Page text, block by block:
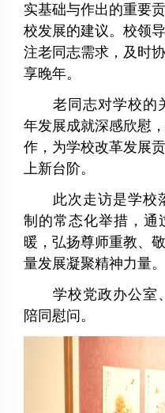
实基础与作出的重要
校发展的建议。校领
注老同志需求，及时
享晚年。
老同志对学校的
年发展成就深感欣慰
作，为学校改革发展
上新台阶。
此次走访是学校
制的常态化举措，通
暖，弘扬尊师重教、
量发展凝聚精神力量。
学校党政办公室
陪同慰问。